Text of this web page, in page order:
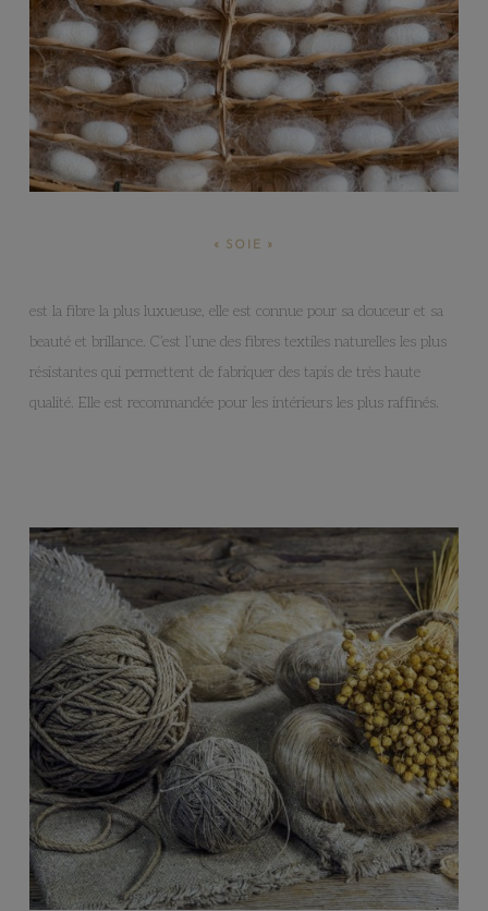
« SOIE »
est la fibre la plus luxueuse, elle est connue pour sa douceur et sa
beauté et brillance. C’est l’une des fibres textiles naturelles les plus
résistantes qui permettent de fabriquer des tapis de très haute
qualité. Elle est recommandée pour les intérieurs les plus raffinés.